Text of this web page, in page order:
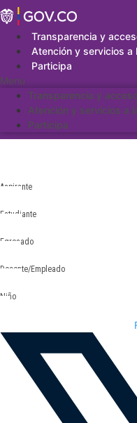
Saltar
al
contenidoTransparencia y
Atención y servicios a
Participa
Menu
Transparencia y
Atención y servicios a
Participa
Aspirante
Estudiante
Egresado
Docente/Empleado
Niño